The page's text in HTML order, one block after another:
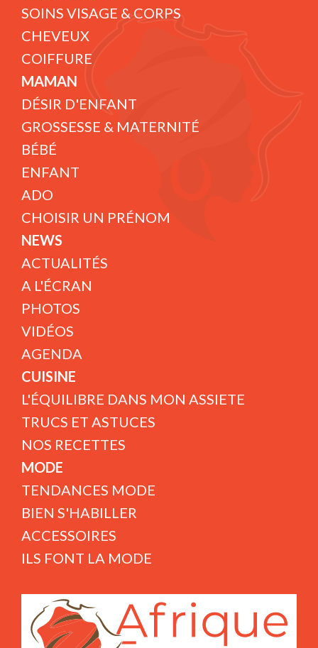
SOINS VISAGE & CORPS
CHEVEUX
COIFFURE
MAMAN
DÉSIR D'ENFANT
GROSSESSE & MATERNITÉ
BÉBÉ
ENFANT
ADO
CHOISIR UN PRÉNOM
NEWS
ACTUALITÉS
A L'ÉCRAN
PHOTOS
VIDÉOS
AGENDA
CUISINE
L'ÉQUILIBRE DANS MON ASSIETE
TRUCS ET ASTUCES
NOS RECETTES
MODE
TENDANCES MODE
BIEN S'HABILLER
ACCESSOIRES
ILS FONT LA MODE